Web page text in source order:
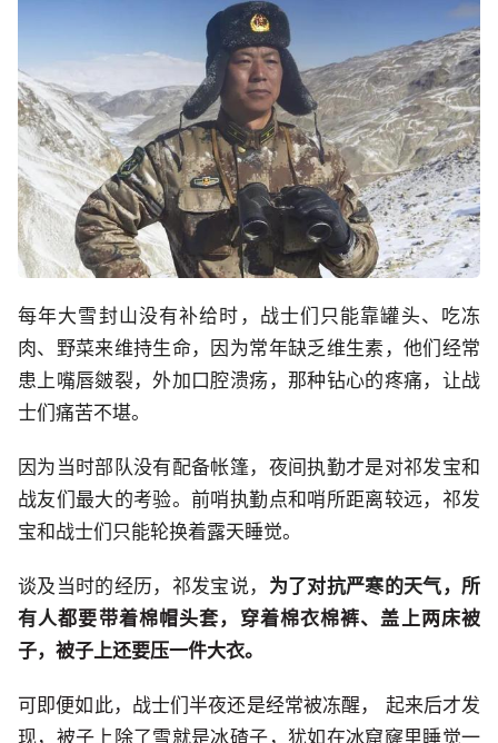
每年大雪封山没有补给时，战士们只能靠罐头、吃冻
肉、野菜来维持生命，因为常年缺乏维生素，他们经常
患上嘴唇皴裂，外加口腔溃疡，那种钻心的疼痛，让战
士们痛苦不堪。
因为当时部队没有配备帐篷，夜间执勤才是对祁发宝和
战友们最大的考验。前哨执勤点和哨所距离较远，祁发
宝和战士们只能轮换着露天睡觉。
谈及当时的经历，祁发宝说， 为了对抗严寒的天气，所
有人都要带着棉帽头套，穿着棉衣棉裤、盖上两床被
子，被子上还要压一件大衣。
可即便如此，战士们半夜还是经常被冻醒， 起来后才发
现，被子上除了雪就是冰碴子，犹如在冰窟窿里睡觉一